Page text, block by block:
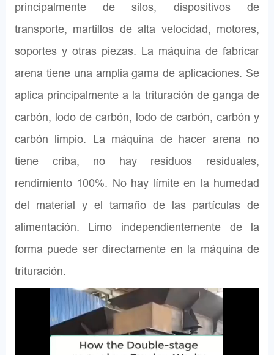
principalmente de silos, dispositivos de
transporte, martillos de alta velocidad, motores,
soportes y otras piezas. La máquina de fabricar
arena tiene una amplia gama de aplicaciones. Se
aplica principalmente a la trituración de ganga de
carbón, lodo de carbón, lodo de carbón, carbón y
carbón limpio. La máquina de hacer arena no
tiene criba, no hay residuos residuales,
rendimiento 100%. No hay límite en la humedad
del material y el tamaño de las partículas de
alimentación. Limo independientemente de la
forma puede ser directamente en la máquina de
trituración.